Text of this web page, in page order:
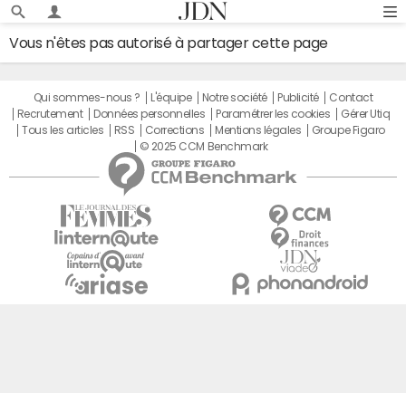
Vous n'êtes pas autorisé à partager cette page
Qui sommes-nous ? L'équipe Notre société Publicité
Contact
Recrutement
Données personnelles Paramétrer les cookies
Gérer Utiq
Tous les articles
RSS Corrections Mentions légales
Groupe Figaro
© 2025 CCM Benchmark